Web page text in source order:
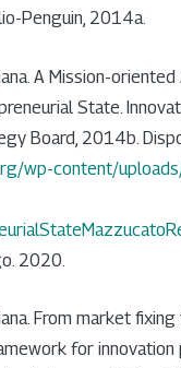
Penguin, 2014a.
A Mission-
State.
Board, 2014b.
wp-content/
2020.
From market
for innovation